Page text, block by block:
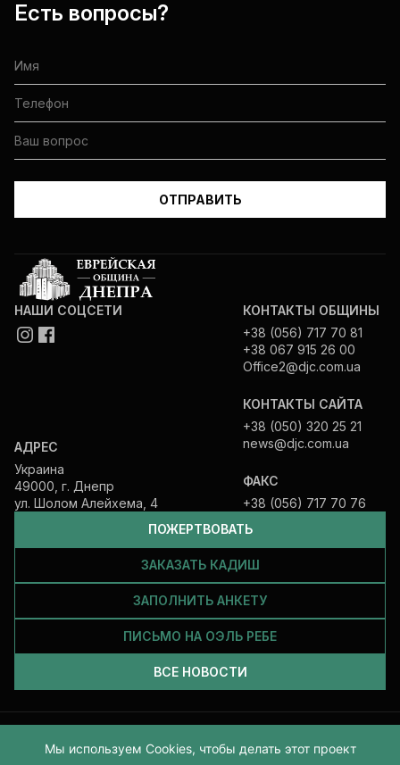
Есть вопросы?
ПОЖЕРТВОВАТЬ
ЗАКАЗАТЬ КАДИШ
ЗАПОЛНИТЬ АНКЕТУ
ПИСЬМО НА ОЭЛЬ РЕБЕ
ВСЕ НОВОСТИ
НАШИ СОЦСЕТИ
АДРЕС
Украина
49000, г. Днепр
ул. Шолом Алейхема, 4
КОНТАКТЫ ОБЩИНЫ
+38 (056) 717 70 81
+38 067 915 26 00
Office2@djc.com.ua
КОНТАКТЫ САЙТА
+38 (050) 320 25 21
news@djc.com.ua
ФАКС
+38 (056) 717 70 76
Все права защищены и принадлежат Еврейской общине Днепра.
Мы используем Cookies, чтобы делать этот проект